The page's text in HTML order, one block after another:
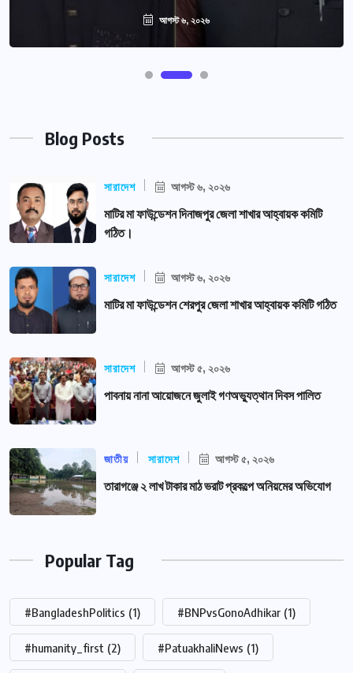
আগস্ট ৬, ২০২৬
Blog Posts
সারাদেশ আগস্ট ৬, ২০২৬
মাটির মা ফাউন্ডেশন দিনাজপুর জেলা শাখার আহ্বায়ক কমিটি
গঠিত।
সারাদেশ আগস্ট ৬, ২০২৬
মাটির মা ফাউন্ডেশন শেরপুর জেলা শাখার আহ্বায়ক কমিটি গঠিত
সারাদেশ আগস্ট ৫, ২০২৬
পাবনায় নানা আয়োজনে জুলাই গণঅভ্যুত্থান দিবস পালিত
জাতীয় সারাদেশ আগস্ট ৫, ২০২৬
তারাগঞ্জে ২ লাখ টাকার মাঠ ভরাট প্রকল্পে অনিয়মের অভিযোগ
Popular Tag
#BangladeshPolitics (1) #BNPvsGonoAdhikar (1)
#humanity_first (2) #PatuakhaliNews (1)